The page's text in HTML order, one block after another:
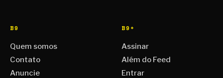
B9
Quem somos
Contato
Anuncie
B9+
Assinar
Além do Feed
Entrar